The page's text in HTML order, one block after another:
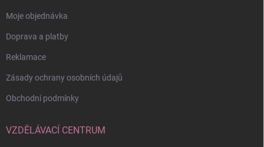
Moje objednávka
Doprava a platby
Reklamace
Zásady ochrany osobních údajů
Obchodní podmínky
VZDĚLÁVACÍ CENTRUM